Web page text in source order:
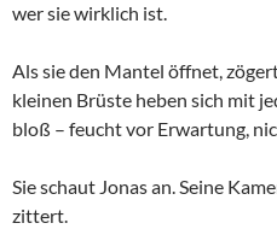
wer sie wirklich ist.
Als sie den Mantel öffnet,
kleinen Brüste heben sich mit
bloß – feucht vor Erwartung,
Sie schaut Jonas an. Seine
zittert.